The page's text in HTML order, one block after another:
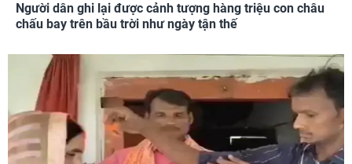
Người dân ghi lại được cảnh tượng hàng triệu con châu
chấu bay trên bầu trời như ngày tận thế